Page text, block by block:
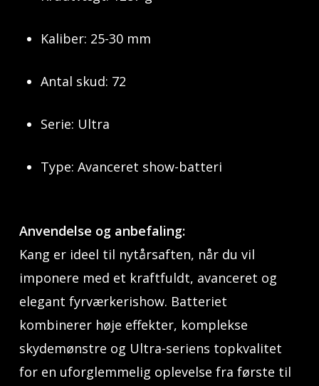
Kaliber: 25-30 mm
Antal skud: 72
Serie: Ultra
Type: Avanceret show-batteri
Anvendelse og anbefaling:
Kang er ideel til nytårsaften, når du vil
imponere med et kraftfuldt, avanceret og
elegant fyrværkerishow. Batteriet
kombinerer høje effekter, komplekse
skydemønstre og Ultra-seriens topkvalitet
for en uforglemmelig oplevelse fra første til